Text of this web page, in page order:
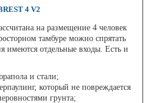
4 V2
на размещение 4 человек
тамбуре можно спрятать
имеются отдельные входы. Есть и
и стали;
который не повреждается
грунта;